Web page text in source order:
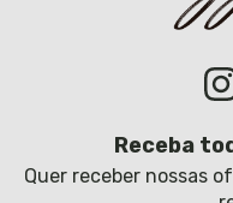
Receba
Quer receber nossas